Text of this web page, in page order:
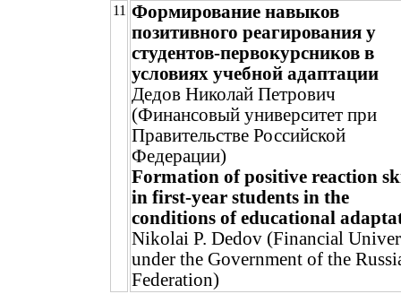
11 Формирование навыков
позитивного реагирования у
студентов-первокурсников в
условиях учебной адаптации
Дедов Николай Петрович
(Финансовый университет при
Правительстве Российской
Федерации)
Formation of positive reaction
in first-year students in the
conditions of educational
Nikolai P. Dedov (Financial
under the Government of the
Federation)